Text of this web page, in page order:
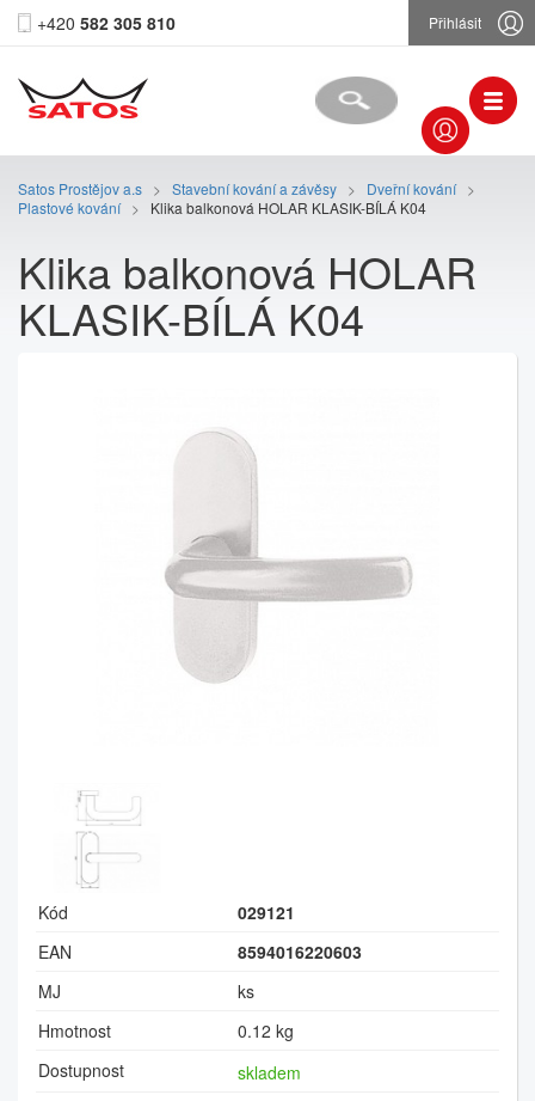
+420 582 305 810 Přihlásit
Satos Prostějov a.s > Stavební kování a závěsy > Dveřní kování >
Plastové kování > Klika balkonová HOLAR KLASIK-BÍLÁ K04
Klika balkonová HOLAR
KLASIK-BÍLÁ K04
Kód
029121
EAN
8594016220603
MJ
ks
Hmotnost
0.12 kg
Dostupnost
skladem